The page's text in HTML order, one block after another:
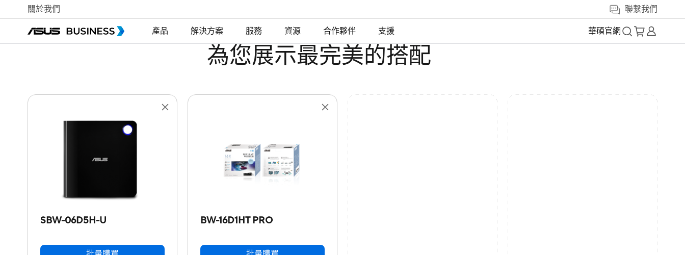
關於我們 聯繫我們
產品 解決方案 服務 資源 合作夥伴 支援 華碩官網
為您展示最完美的搭配
SBW-06D5H-U BW-16D1HT PRO